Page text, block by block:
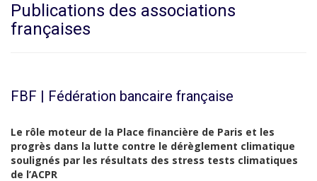
Publications des associations
françaises
FBF | Fédération bancaire française
Le rôle moteur de la Place financière de Paris et les
progrès dans la lutte contre le dérèglement climatique
soulignés par les résultats des stress tests climatiques
de l’ACPR